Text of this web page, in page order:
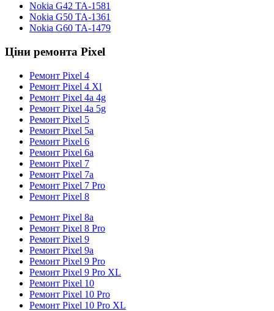
Nokia G42 TA-1581
Nokia G50 TA-1361
Nokia G60 TA-1479
Ціни ремонта Pixel
Ремонт Pixel 4
Ремонт Pixel 4 Xl
Ремонт Pixel 4a 4g
Ремонт Pixel 4a 5g
Ремонт Pixel 5
Ремонт Pixel 5a
Ремонт Pixel 6
Ремонт Pixel 6a
Ремонт Pixel 7
Ремонт Pixel 7a
Ремонт Pixel 7 Pro
Ремонт Pixel 8
Ремонт Pixel 8a
Ремонт Pixel 8 Pro
Ремонт Pixel 9
Ремонт Pixel 9a
Ремонт Pixel 9 Pro
Ремонт Pixel 9 Pro XL
Ремонт Pixel 10
Ремонт Pixel 10 Pro
Ремонт Pixel 10 Pro XL